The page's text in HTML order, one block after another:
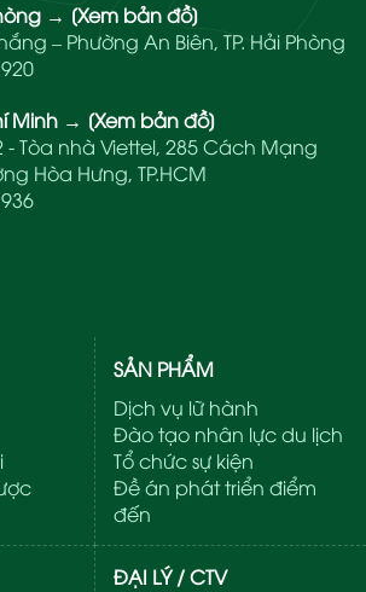
→ [Xem bản đồ]
– Phường An Biên, TP. Hải Phòng
Minh → [Xem bản đồ]
- Tòa nhà Viettel, 285 Cách Mạng
Hòa Hưng, TP.HCM
SẢN PHẨM
Dịch vụ lữ hành
Đào tạo nhân lực du lịch
Tổ chức sự kiện
Đề án phát triển điểm
đến
ĐẠI LÝ / CTV